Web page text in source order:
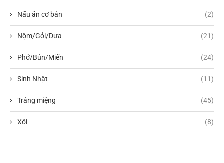
Nấu ăn cơ bản (2)
Nộm/Gỏi/Dưa (21)
Phở/Bún/Miến (24)
Sinh Nhật (11)
Tráng miệng (45)
Xôi (8)